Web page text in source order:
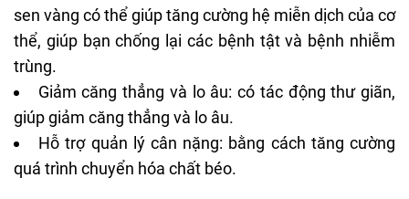
sen vàng có thể giúp tăng cường hệ miễn dịch của cơ
thể, giúp bạn chống lại các bệnh tật và bệnh nhiễm
trùng.
Giảm căng thẳng và lo âu: có tác động thư giãn,
giúp giảm căng thẳng và lo âu.
Hỗ trợ quản lý cân nặng: bằng cách tăng cường
quá trình chuyển hóa chất béo.